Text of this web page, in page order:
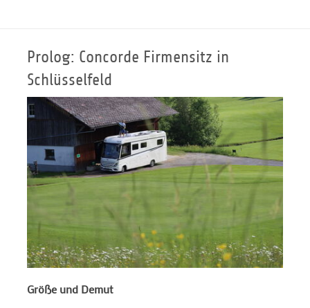
Prolog: Concorde Firmensitz in
Schlüsselfeld
Größe und Demut